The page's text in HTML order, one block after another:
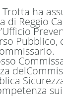
Trotta ha
di Reggio
Pubblico,
del